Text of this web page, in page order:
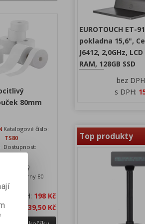
80mm
Katalogové číslo:
TS80
Dostupnost:
skladem
papírový
tiskárny 80
bez DPH: 198 Kč
DPH:
239,50 Kč
EUROTOUCH ET-
pokladna 15,6",
J6412, 2,0GHz,
RAM, 128GB SSD
bez
s DPH:
Top produkty